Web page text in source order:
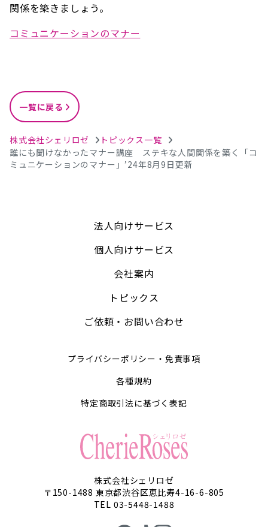
株式会社シェリロゼ
トピックス一覧
誰にも聞けなかったマナー講座 ステキな人間関係を築く「コ
ミュニケーションのマナー」’24年8月9日更新
関係を築きましょう。
コミュニケーションのマナー
一覧に戻る
法人向けサービス
個人向けサービス
会社案内
トピックス
ご依頼・お問い合わせ
プライバシーポリシー・免責事項
各種規約
特定商取引法に基づく表記
株式会社シェリロゼ
〒150-1488 東京都渋谷区恵比寿4-16-6-805
TEL 03-5448-1488